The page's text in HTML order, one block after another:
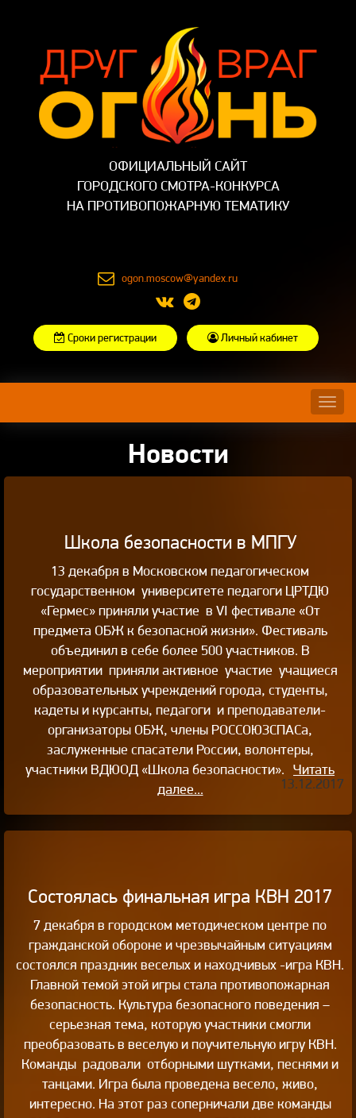
ОФИЦИАЛЬНЫЙ САЙТ
ГОРОДСКОГО СМОТРА-КОНКУРСА
НА ПРОТИВОПОЖАРНУЮ ТЕМАТИКУ
ogon.moscow@yandex.ru
Сроки регистрации Личный кабинет
Новости
Школа безопасности в МПГУ
13 декабря в Московском педагогическом
государственном университете педагоги ЦРТДЮ
«Гермес» приняли участие в VI фестивале «От
предмета ОБЖ к безопасной жизни». Фестиваль
объединил в себе более 500 участников. В
мероприятии приняли активное участие учащиеся
образовательных учреждений города, студенты,
кадеты и курсанты, педагоги и преподаватели-
организаторы ОБЖ, члены РОССОЮЗСПАСа,
заслуженные спасатели России, волонтеры,
участники ВДЮОД «Школа безопасности». Читать
далее...
13.12.2017
Состоялась финальная игра КВН 2017
7 декабря в городском методическом центре по
гражданской обороне и чрезвычайным ситуациям
состоялся праздник веселых и находчивых -игра КВН.
Главной темой этой игры стала противопожарная
безопасность. Культура безопасного поведения –
серьезная тема, которую участники смогли
преобразовать в веселую и поучительную игру КВН.
Команды радовали отборными шутками, песнями и
танцами. Игра была проведена весело, живо,
интересно. На этот раз соперничали две команды